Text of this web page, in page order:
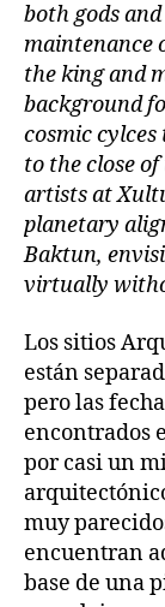
both gods
maintenance
the king and
background
cosmic
to the close
artists at
planetary
Baktun,
virtually
Los sitios
están
pero las
encontrados
por casi un
muy
encuentran
base de una